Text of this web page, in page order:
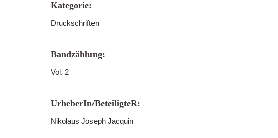
Kategorie:
Druckschriften
Bandzählung:
Vol. 2
UrheberIn/BeteiligteR:
Nikolaus Joseph Jacquin